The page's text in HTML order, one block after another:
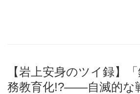
【岩上安身のツイ録】
務教育化!?――自滅的な